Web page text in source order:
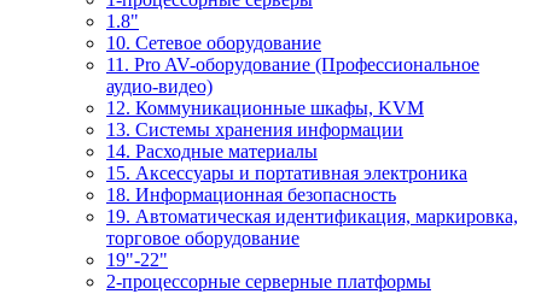
1.8"
10. Сетевое оборудование
11. Pro AV-оборудование (Профессиональное
аудио-видео)
12. Коммуникационные шкафы, KVM
13. Системы хранения информации
14. Расходные материалы
15. Аксессуары и портативная электроника
18. Информационная безопасность
19. Автоматическая идентификация, маркировка,
торговое оборудование
19"-22"
2-процессорные серверные платформы